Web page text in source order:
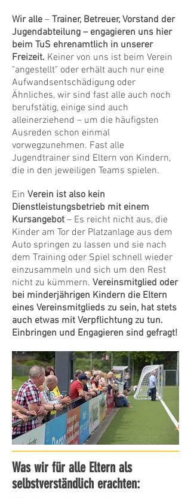
Wir alle – Trainer, Betreuer, Vorstand der
Jugendabteilung – engagieren uns hier
beim TuS ehrenamtlich in unserer
Freizeit. Keiner von uns ist beim Verein
"angestellt" oder erhält auch nur eine
Aufwandsentschädigung oder
Ähnliches, wir sind fast alle auch noch
berufstätig, einige sind auch
alleinerziehend – um die häufigsten
Ausreden schon einmal
vorwegzunehmen. Fast alle
Jugendtrainer sind Eltern von Kindern,
die in den jeweiligen Teams spielen.
Ein Verein ist also kein
Dienstleistungsbetrieb mit einem
Kursangebot – Es reicht nicht aus, die
Kinder am Tor der Platzanlage aus dem
Auto springen zu lassen und sie nach
dem Training oder Spiel schnell wieder
einzusammeln und sich um den Rest
nicht zu kümmern. Vereinsmitglied oder
bei minderjährigen Kindern die Eltern
eines Vereinsmitglieds zu sein, hat stets
auch etwas mit Verpflichtung zu tun.
Einbringen und Engagieren sind gefragt!
Was wir für alle Eltern als
selbstverständlich erachten: